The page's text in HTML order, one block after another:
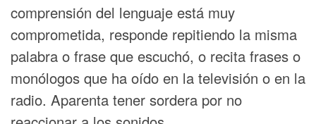
comprensión del lenguaje está muy
comprometida, responde repitiendo la misma
palabra o frase que escuchó, o recita frases o
monólogos que ha oído en la televisión o en la
radio. Aparenta tener sordera por no